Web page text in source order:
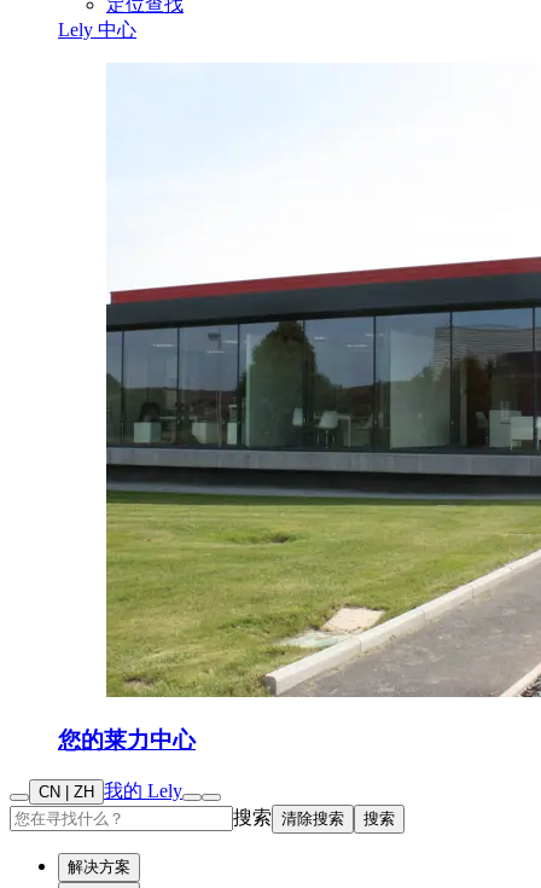
定位查找
Lely 中心
您的莱力中心
CN | ZH 我的 Lely
搜索 清除搜索 搜索
解决方案